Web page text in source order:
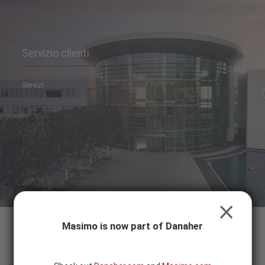
Servizio clienti
Servizi
Masimo is now part of Danaher
CLOSE